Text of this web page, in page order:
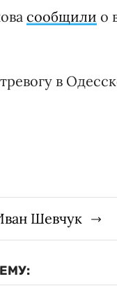
сообщили о
в
Шевчук